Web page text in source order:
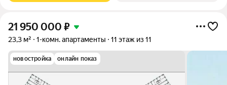
21 950 000 ₽
23,3 м² 1-комн. апартаменты 11 этаж из 11
новостройка онлайн показ